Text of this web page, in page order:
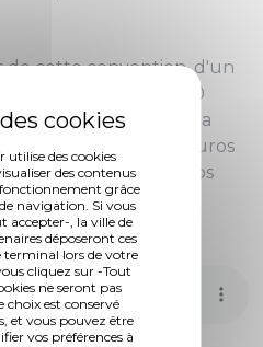
utilise des cookies
des contenus
grâce
navigation. Si vous
accepter-, la ville de
déposeront ces
terminal lors de votre
cliquez sur -Tout
ne seront pas
choix est conservé
et vous pouvez être
vos préférences à
de cette convention, d'un
de 17 717.10
valorisée de la
total de 7 424.80 euros
de 4 000 euros